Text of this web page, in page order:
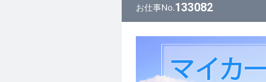
お仕事No.133082